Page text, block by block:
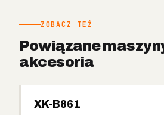
ZOBACZ TEŻ
Powiązane
akcesoria
XK-B861